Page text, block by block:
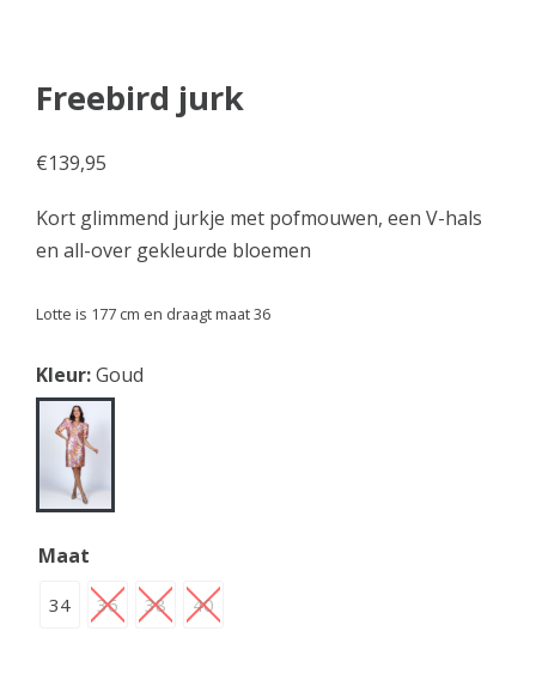
Freebird jurk
€139,95
Kort glimmend jurkje met pofmouwen, een V-hals
en all-over gekleurde bloemen
Lotte is 177 cm en draagt maat 36
Kleur:Goud
Maat
34 36 38 40